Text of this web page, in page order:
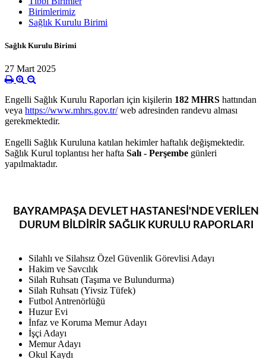
Birimlerimiz
Sağlık Kurulu Birimi
Sağlık Kurulu Birimi
27 Mart 2025
Engelli Sağlık Kurulu Raporları için kişilerin 182 MHRS hattından
veya https://www.mhrs.gov.tr/web adresinden randevu alması
gerekmektedir.
Engelli Sağlık Kuruluna katılan hekimler haftalık değişmektedir.
Sağlık Kurul toplantısı her hafta Salı - Perşembe günleri
yapılmaktadır.
BAYRAMPAŞA DEVLET HASTANESİ'NDE VERİLEN
DURUM BİLDİRİR SAĞLIK KURULU RAPORLARI
Silahlı ve Silahsız Özel Güvenlik Görevlisi Adayı
Hakim ve Savcılık
Silah Ruhsatı (Taşıma ve Bulundurma)
Silah Ruhsatı (Yivsiz Tüfek)
Futbol Antrenörlüğü
Huzur Evi
İnfaz ve Koruma Memur Adayı
İşçi Adayı
Memur Adayı
Okul Kaydı